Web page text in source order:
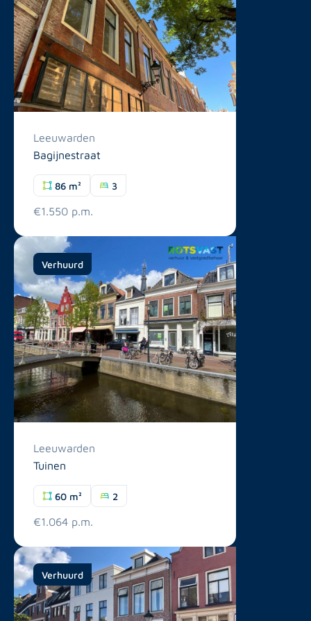
Leeuwarden
Bagijnestraat
86 m² 3
€1.550 p.m.
Verhuurd
Leeuwarden
Tuinen
60 m² 2
€1.064 p.m.
Verhuurd